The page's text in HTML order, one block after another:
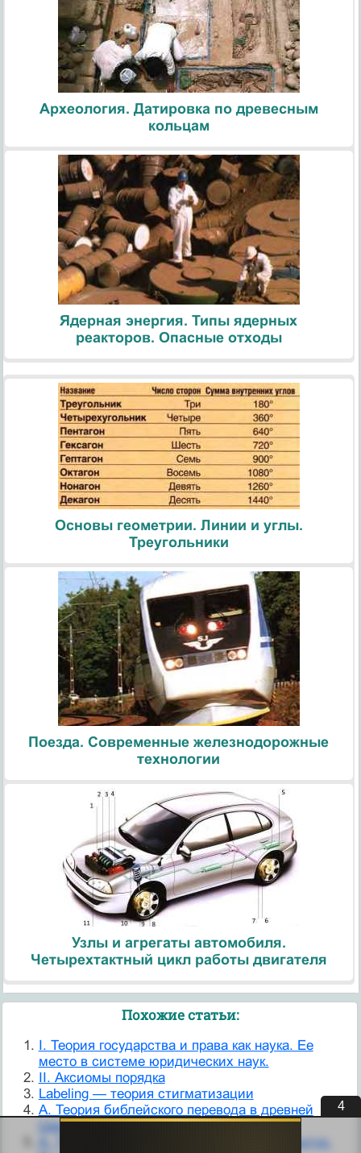
Археология. Датировка по древесным
кольцам
Ядерная энергия. Типы ядерных
реакторов. Опасные отходы
Основы геометрии. Линии и углы.
Треугольники
Поезда. Современные железнодорожные
технологии
Узлы и агрегаты автомобиля.
Четырехтактный цикл работы двигателя
Похожие статьи:
I. Теория государства и права как наука. Ее
место в системе юридических наук.
II. Аксиомы порядка
Labeling — теория стигматизации
А. Теория библейского перевода в древней
Церкви.
А. Тойнби и теория преемственности культур.
3